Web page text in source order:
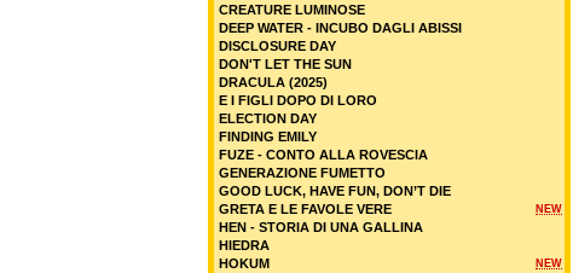
CREATURE LUMINOSE
DEEP WATER - INCUBO DAGLI ABISSI
DISCLOSURE DAY
DON'T LET THE SUN
DRACULA (2025)
E I FIGLI DOPO DI LORO
ELECTION DAY
FINDING EMILY
FUZE - CONTO ALLA ROVESCIA
GENERAZIONE FUMETTO
GOOD LUCK, HAVE FUN, DON’T DIE
NEW
GRETA E LE FAVOLE VERE
HEN - STORIA DI UNA GALLINA
HIEDRA
NEW
HOKUM